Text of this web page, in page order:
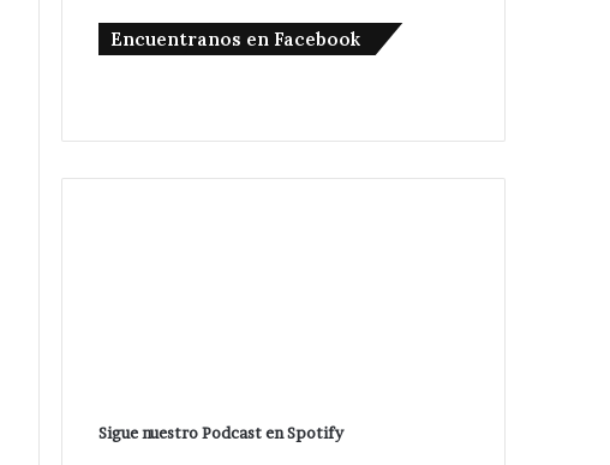
Encuentranos en Facebook
Sigue nuestro Podcast en Spotify